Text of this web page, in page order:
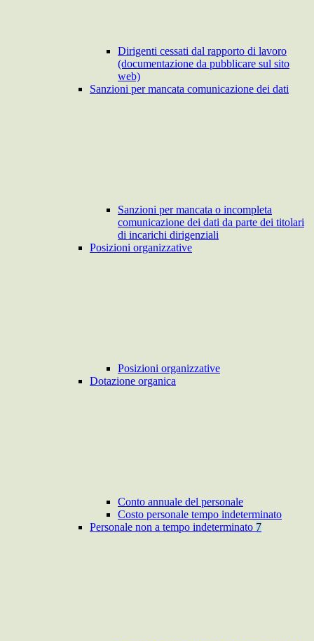
Dirigenti cessati dal rapporto di lavoro
(documentazione da pubblicare sul sito
web)
Sanzioni per mancata comunicazione dei dati
Sanzioni per mancata o incompleta
comunicazione dei dati da parte dei titolari
di incarichi dirigenziali
Posizioni organizzative
Posizioni organizzative
Dotazione organica
Conto annuale del personale
Costo personale tempo indeterminato
Personale non a tempo indeterminato 7